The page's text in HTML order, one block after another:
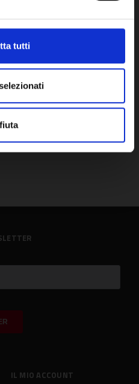
tutti
IL MIO ACCOUNT